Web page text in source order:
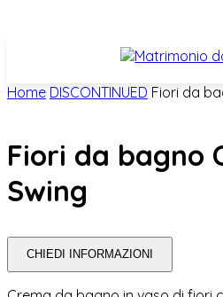
Home DISCONTINUED Fiori da
Fiori da bagno
Swing
CHIEDI INFORMAZIONI